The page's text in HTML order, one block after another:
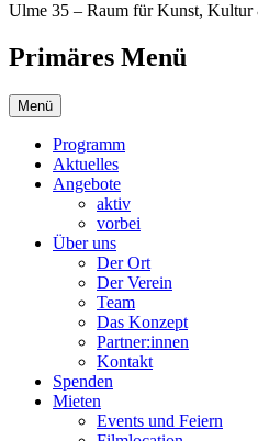
Ulme 35 – Raum für Kunst, Kultur
Primäres Menü
Menü
Programm
Aktuelles
Angebote
aktiv
vorbei
Über uns
Der Ort
Der Verein
Team
Das Konzept
Partner:innen
Kontakt
Spenden
Mieten
Events und Feiern